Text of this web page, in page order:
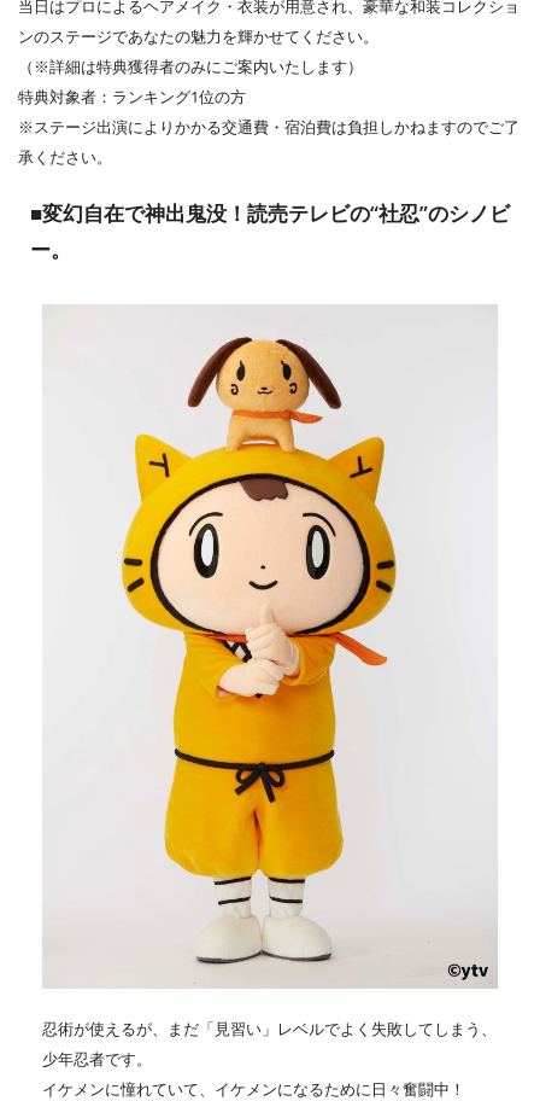
当日はプロによるヘアメイク・衣装が用意され、豪華な和装コレクショ
ンのステージであなたの魅力を輝かせてください。
（※詳細は特典獲得者のみにご案内いたします）
特典対象者：ランキング1位の方
※ステージ出演によりかかる交通費・宿泊費は負担しかねますのでご了
承ください。
■変幻自在で神出鬼没！読売テレビの“社忍”のシノビ
ー。
忍術が使えるが、まだ「見習い」レベルでよく失敗してしまう、
少年忍者です。
イケメンに憧れていて、イケメンになるために日々奮闘中！